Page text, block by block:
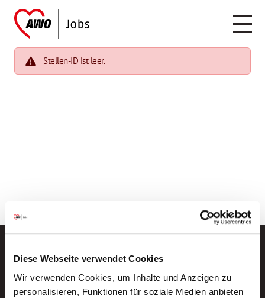
Diese Webseite verwendet Cookies
Wir verwenden Cookies, um Inhalte und Anzeigen zu
personalisieren, Funktionen für soziale Medien anbieten
Stellen-ID ist leer.
Neue Stellen per E-Mail.